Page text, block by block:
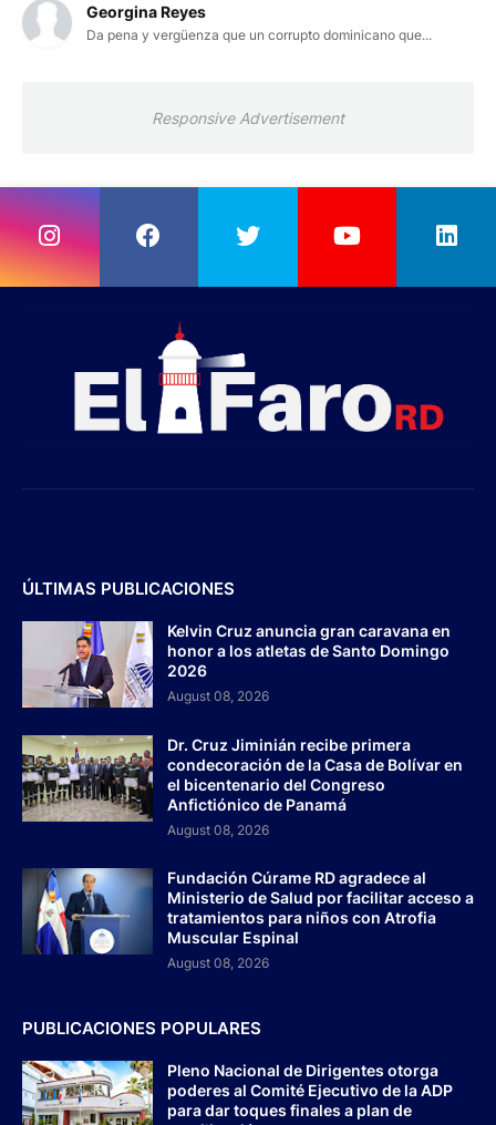
Georgina Reyes
Da pena y vergüenza que un corrupto dominicano que...
Responsive Advertisement
ÚLTIMAS PUBLICACIONES
Kelvin Cruz anuncia gran caravana en
honor a los atletas de Santo Domingo
2026
August 08, 2026
Dr. Cruz Jiminián recibe primera
condecoración de la Casa de Bolívar en
el bicentenario del Congreso
Anfictiónico de Panamá
August 08, 2026
Fundación Cúrame RD agradece al
Ministerio de Salud por facilitar acceso a
tratamientos para niños con Atrofia
Muscular Espinal
August 08, 2026
PUBLICACIONES POPULARES
Pleno Nacional de Dirigentes otorga
poderes al Comité Ejecutivo de la ADP
para dar toques finales a plan de